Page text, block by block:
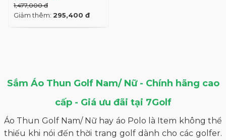
1,477,000 đ
Giảm thêm: 295,400 đ
Sắm Áo Thun Golf Nam/ Nữ - Chính hãng cao
cấp - Giá ưu đãi tại 7Golf
Áo Thun Golf Nam/ Nữ hay áo Polo là Item không thể
thiếu khi nói đến thời trang golf dành cho các golfer.